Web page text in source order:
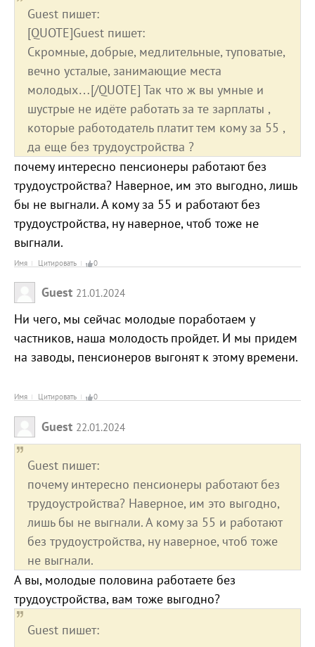
Guest пишет:
[QUOTE]Guest пишет:
Скромные, добрые, медлительные, туповатые,
вечно усталые, занимающие места
молодых…[/QUOTE] Так что ж вы умные и
шустрые не идёте работать за те зарплаты ,
которые работодатель платит тем кому за 55 ,
да еще без трудоустройства ?
почему интересно пенсионеры работают без
трудоустройства? Наверное, им это выгодно, лишь
бы не выгнали. А кому за 55 и работают без
трудоустройства, ну наверное, чтоб тоже не
выгнали.
Имя Цитировать 0
Guest 21.01.2024
Ни чего, мы сейчас молодые поработаем у
частников, наша молодость пройдет. И мы придем
на заводы, пенсионеров выгонят к этому времени.
Имя Цитировать 0
Guest 22.01.2024
Guest пишет:
почему интересно пенсионеры работают без
трудоустройства? Наверное, им это выгодно,
лишь бы не выгнали. А кому за 55 и работают
без трудоустройства, ну наверное, чтоб тоже
не выгнали.
А вы, молодые половина работаете без
трудоустройства, вам тоже выгодно?
Guest пишет: